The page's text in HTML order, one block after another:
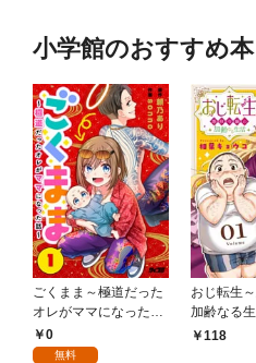
小学館のおすすめ本
ごくまま～極道だった
オレがママになった話
～【単話】（１）
0
無料
おじ転生
加齢なる
話】（１）
118